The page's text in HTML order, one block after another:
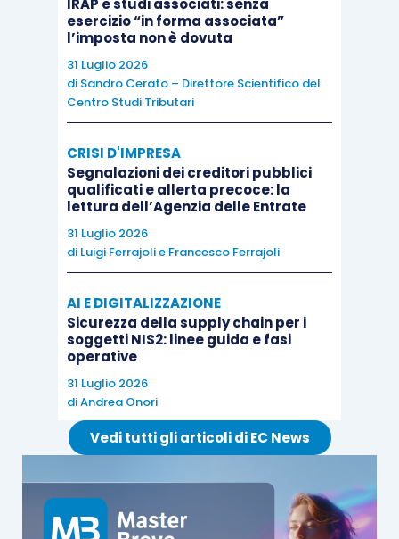
IRAP e studi associati: senza
esercizio “in forma associata”
l’imposta non è dovuta
31 Luglio 2026
di Sandro Cerato – Direttore Scientifico del
Centro Studi Tributari
CRISI D'IMPRESA
Segnalazioni dei creditori pubblici
qualificati e allerta precoce: la
lettura dell’Agenzia delle Entrate
31 Luglio 2026
di Luigi Ferrajolie Francesco Ferrajoli
AI E DIGITALIZZAZIONE
Sicurezza della supply chain per i
soggetti NIS2: linee guida e fasi
operative
31 Luglio 2026
diAndrea Onori
Vedi tutti gli articoli di EC News